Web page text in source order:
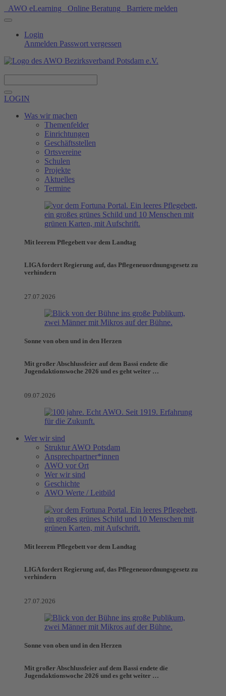
AWO eLearning Online Beratung Barriere melden
Login
Anmelden Passwort vergessen
LOGIN
Was wir machen
Themenfelder
Einrichtungen
Geschäftsstellen
Ortsvereine
Schulen
Projekte
Aktuelles
Termine
Mit leerem Pflegebett vor dem Landtag
LIGA fordert Regierung auf, das Pflegeneuordnungsgesetz zu
verhindern
27.07.2026
Sonne von oben und in den Herzen
Mit großer Abschlussfeier auf dem Bassi endete die
Jugendaktionswoche 2026 und es geht weiter …
09.07.2026
Wer wir sind
Struktur AWO Potsdam
Ansprechpartner*innen
AWO vor Ort
Wer wir sind
Geschichte
AWO Werte / Leitbild
Mit leerem Pflegebett vor dem Landtag
LIGA fordert Regierung auf, das Pflegeneuordnungsgesetz zu
verhindern
27.07.2026
Sonne von oben und in den Herzen
Mit großer Abschlussfeier auf dem Bassi endete die
Jugendaktionswoche 2026 und es geht weiter …